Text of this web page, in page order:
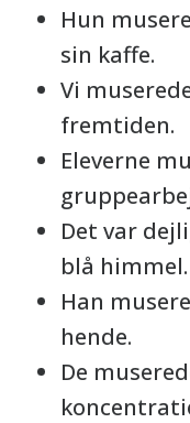
Hun
sin kaffe.
Vi
fremtiden.
Eleverne
Det var
blå himmel.
Han
hende.
De